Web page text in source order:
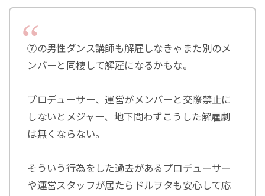
⑦の男性ダンス講師も解雇しなきゃまた別のメ
ンバーと同棲して解雇になるかもな。
プロデューサー、運営がメンバーと交際禁止に
しないとメジャー、地下問わずこうした解雇劇
は無くならない。
そういう行為をした過去があるプロデューサー
や運営スタッフが居たらドルヲタも安心して応